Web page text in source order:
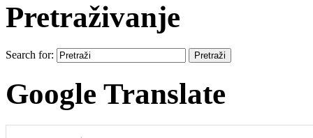
Pretraživanje
Search for:
Google Translate